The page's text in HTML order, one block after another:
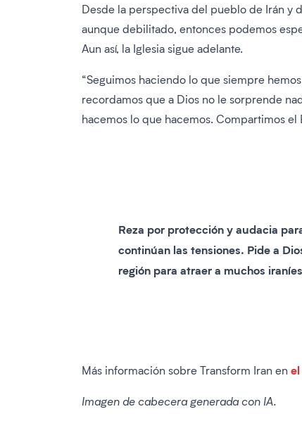
Desde la perspectiva del pueblo de Irán y
aunque debilitado, entonces podemos
Aun así, la Iglesia sigue adelante.
“Seguimos haciendo lo que siempre
recordamos que a Dios no le sorprende
hacemos lo que hacemos. Compartimos el
Reza por protección y audacia
continúan las tensiones. Pide a
región para atraer a muchos
Más información sobre Transform Iran en
Imagen de cabecera generada con IA.